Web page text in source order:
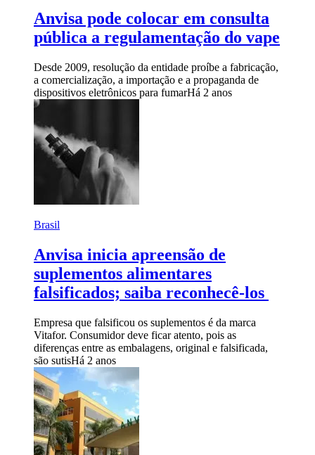
Anvisa pode colocar em consulta
pública a regulamentação do vape
Desde 2009, resolução da entidade proíbe a fabricação,
a comercialização, a importação e a propaganda de
dispositivos eletrônicos para fumarHá 2 anos
Brasil
Anvisa inicia apreensão de
suplementos alimentares
falsificados; saiba reconhecê-los
Empresa que falsificou os suplementos é da marca
Vitafor. Consumidor deve ficar atento, pois as
diferenças entre as embalagens, original e falsificada,
são sutisHá 2 anos